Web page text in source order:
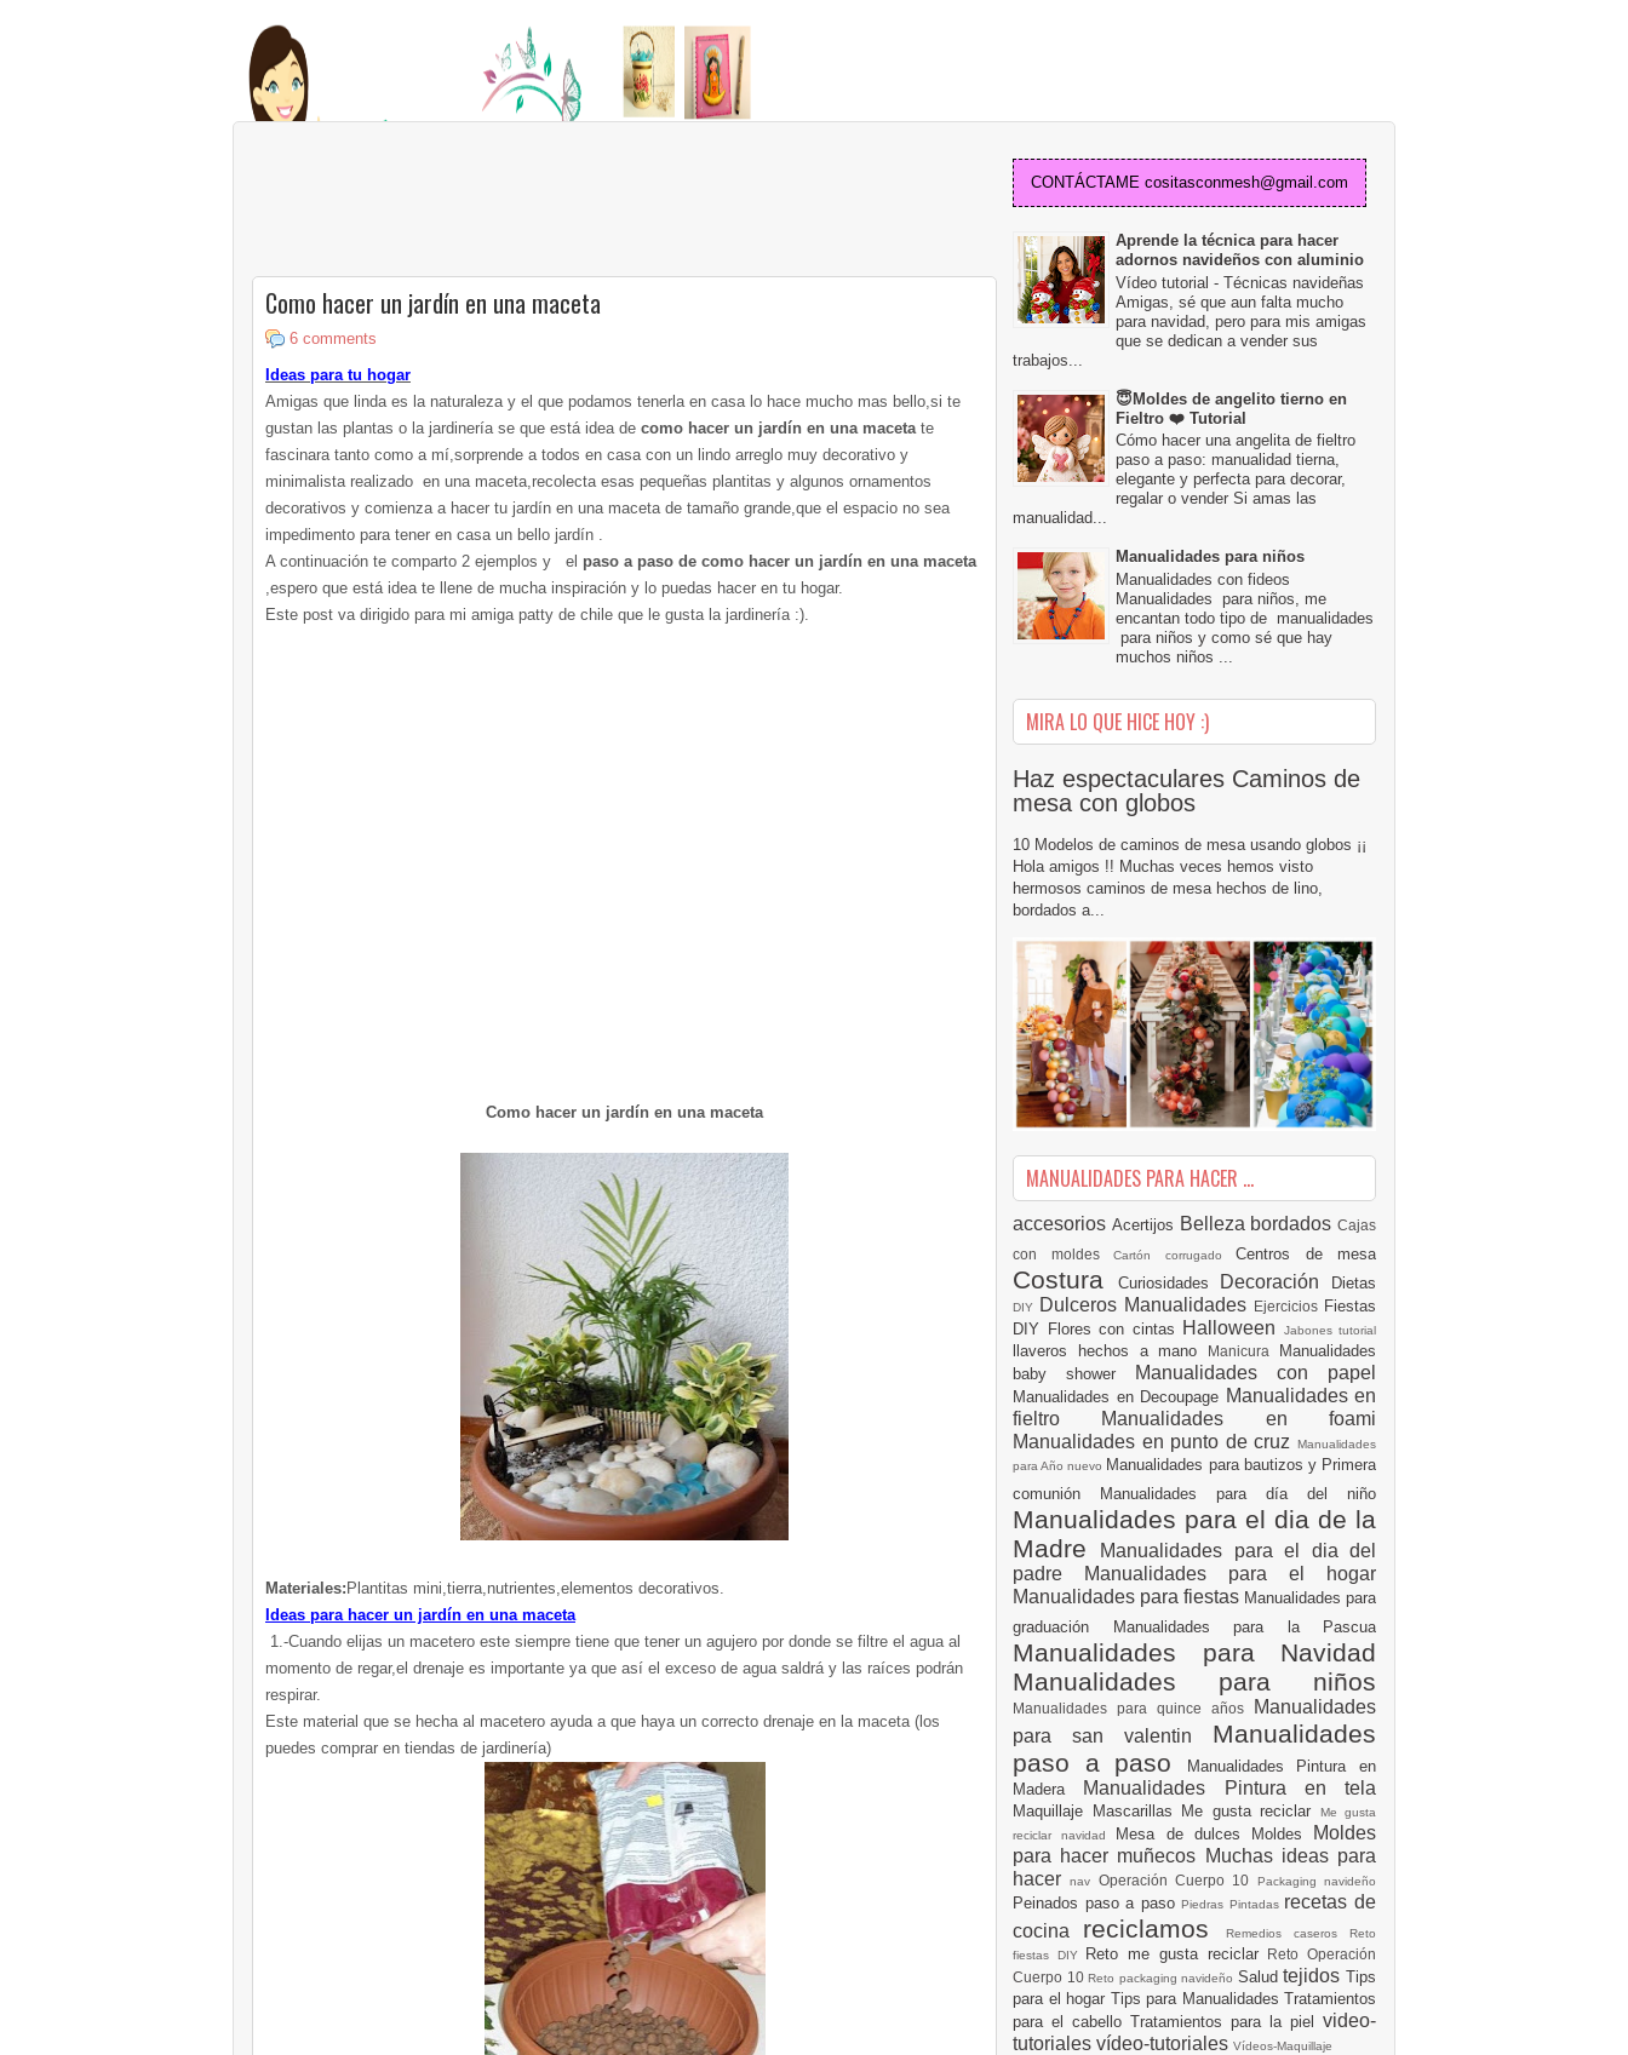
Como hacer un jardín en una maceta
6 comments
Ideas para tu hogar
Amigas que linda es la naturaleza y el que podamos tenerla en casa lo hace mucho mas bello,si te
gustan las plantas o la jardinería se que está idea de como hacer un jardín en una maceta te
fascinara tanto como a mí,sorprende a todos en casa con un lindo arreglo muy decorativo y
minimalista realizado en una maceta,recolecta esas pequeñas plantitas y algunos ornamentos
decorativos y comienza a hacer tu jardín en una maceta de tamaño grande,que el espacio no sea
impedimento para tener en casa un bello jardín .
A continuación te comparto 2 ejemplos y el paso a paso de como hacer un jardín en una maceta
,espero que está idea te llene de mucha inspiración y lo puedas hacer en tu hogar.
Este post va dirigido para mi amiga patty de chile que le gusta la jardinería :).
Como hacer un jardín en una maceta
Materiales: Plantitas mini,tierra,nutrientes,elementos decorativos.
Ideas para hacer un jardín en una maceta
1.-Cuando elijas un macetero este siempre tiene que tener un agujero por donde se filtre el agua al
momento de regar,el drenaje es importante ya que así el exceso de agua saldrá y las raíces podrán
respirar.
Este material que se hecha al macetero ayuda a que haya un correcto drenaje en la maceta (los
puedes comprar en tiendas de jardinería)
CONTÁCTAME cositasconmesh@gmail.com
Aprende la técnica para hacer
adornos navideños con aluminio
Vídeo tutorial - Técnicas navideñas
Amigas, sé que aun falta mucho
para navidad, pero para mis amigas
que se dedican a vender sus
trabajos...
😇Moldes de angelito tierno en
Fieltro ❤️ Tutorial
Cómo hacer una angelita de fieltro
paso a paso: manualidad tierna,
elegante y perfecta para decorar,
regalar o vender Si amas las
manualidad...
Manualidades para niños
Manualidades con fideos
Manualidades para niños, me
encantan todo tipo de manualidades
para niños y como sé que hay
muchos niños ...
MIRA LO QUE HICE HOY :)
Haz espectaculares Caminos de
mesa con globos
10 Modelos de caminos de mesa usando globos ¡¡
Hola amigos !! Muchas veces hemos visto
hermosos caminos de mesa hechos de lino,
bordados a...
MANUALIDADES PARA HACER ...
accesorios Acertijos Belleza bordados Cajas
con moldes Cartón corrugado Centros de mesa
Costura Curiosidades Decoración Dietas
DIY Dulceros Manualidades Ejercicios Fiestas
DIY Flores con cintas Halloween Jabones tutorial
llaveros hechos a mano Manicura Manualidades
baby shower
Manualidades con papel
Manualidades en Decoupage Manualidades en
fieltro Manualidades en foami
Manualidades en punto de cruz
Manualidades
para Año nuevo Manualidades para bautizos y Primera
comunión Manualidades para día del niño
Manualidades para el dia de la
Madre
Manualidades para el dia del
padre
Manualidades para el hogar
Manualidades para fiestas Manualidades para
graduación Manualidades para la Pascua
Manualidades para Navidad
Manualidades para niños
Manualidades para quince años
Manualidades
para san valentin Manualidades
paso a paso
Manualidades Pintura en
Madera
Manualidades Pintura en tela
Maquillaje Mascarillas Me gusta reciclar
Me gusta
reciclar navidad Mesa de dulces Moldes
Moldes
para hacer muñecos Muchas ideas para
hacernav Operación Cuerpo 10 Packaging navideño
Peinados paso a pasoPiedras Pintadas recetas de
cocina reciclamos Remedios caseros Reto
fiestas DIY Reto me gusta reciclar
Reto Operación
Cuerpo 10Reto packaging navideño SaludtejidosTips
para el hogar Tips para Manualidades Tratamientos
para el cabello Tratamientos para la piel video-
tutoriales vídeo-tutoriales Vídeos-Maquillaje